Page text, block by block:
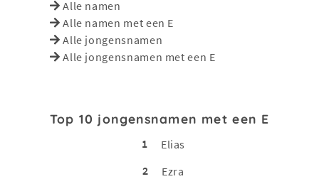
Alle namen
Alle namen met een E
Alle jongensnamen
Alle jongensnamen met een E
Top 10 jongensnamen met een E
1
Elias
2
Ezra